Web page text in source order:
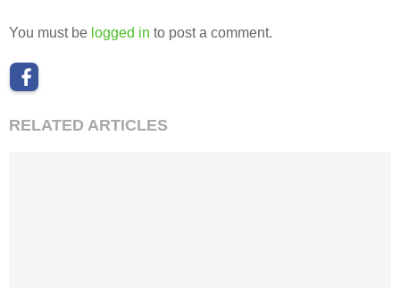
You must be logged in to post a comment.
RELATED ARTICLES